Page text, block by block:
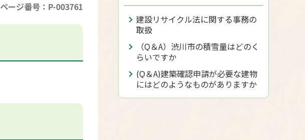
ページ番号：P-003761
建設リサイクル法に関する事務の
取扱
（Q＆A）渋川市の積雪量はどのく
らいですか
(Q＆A)建築確認申請が必要な建物
にはどのようなものがありますか